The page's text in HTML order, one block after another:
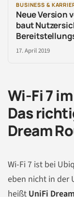
BUSINESS &
Neue Version
baut
17. April 2019
Wi-Fi 7
Das
Dream
Wi-Fi 7 ist bei
eben nicht in der
heißt UniFi